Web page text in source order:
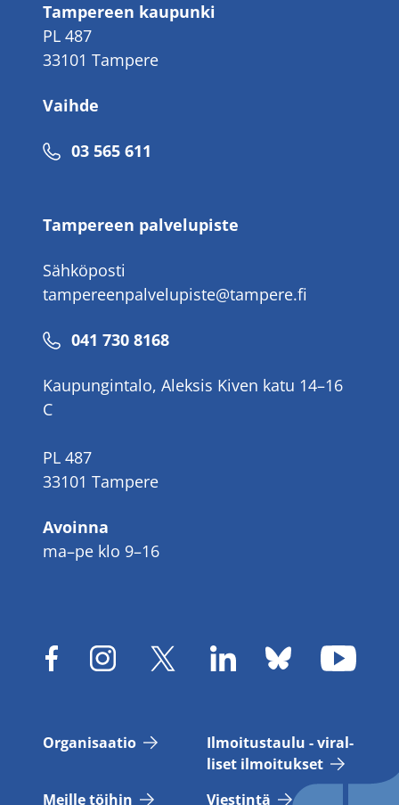
Tampereen kaupunki
PL 487
33101 Tampere
Vaihde
Puhelinnumero
03 565 611
Tampereen palvelupiste
Sähköposti
tampereenpalvelupiste@tampere.fi
Puhelinnumero
041 730 8168
Kaupungintalo, Aleksis Kiven katu 14–16
C
PL 487
33101 Tampere
Avoinna
ma–pe klo 9–16
Or­ga­ni­saa­tio
Il­moi­tus­tau­lu - vi­ral­
li­set il­moi­tuk­set
Meil­le töi­hin
Vies­tin­tä